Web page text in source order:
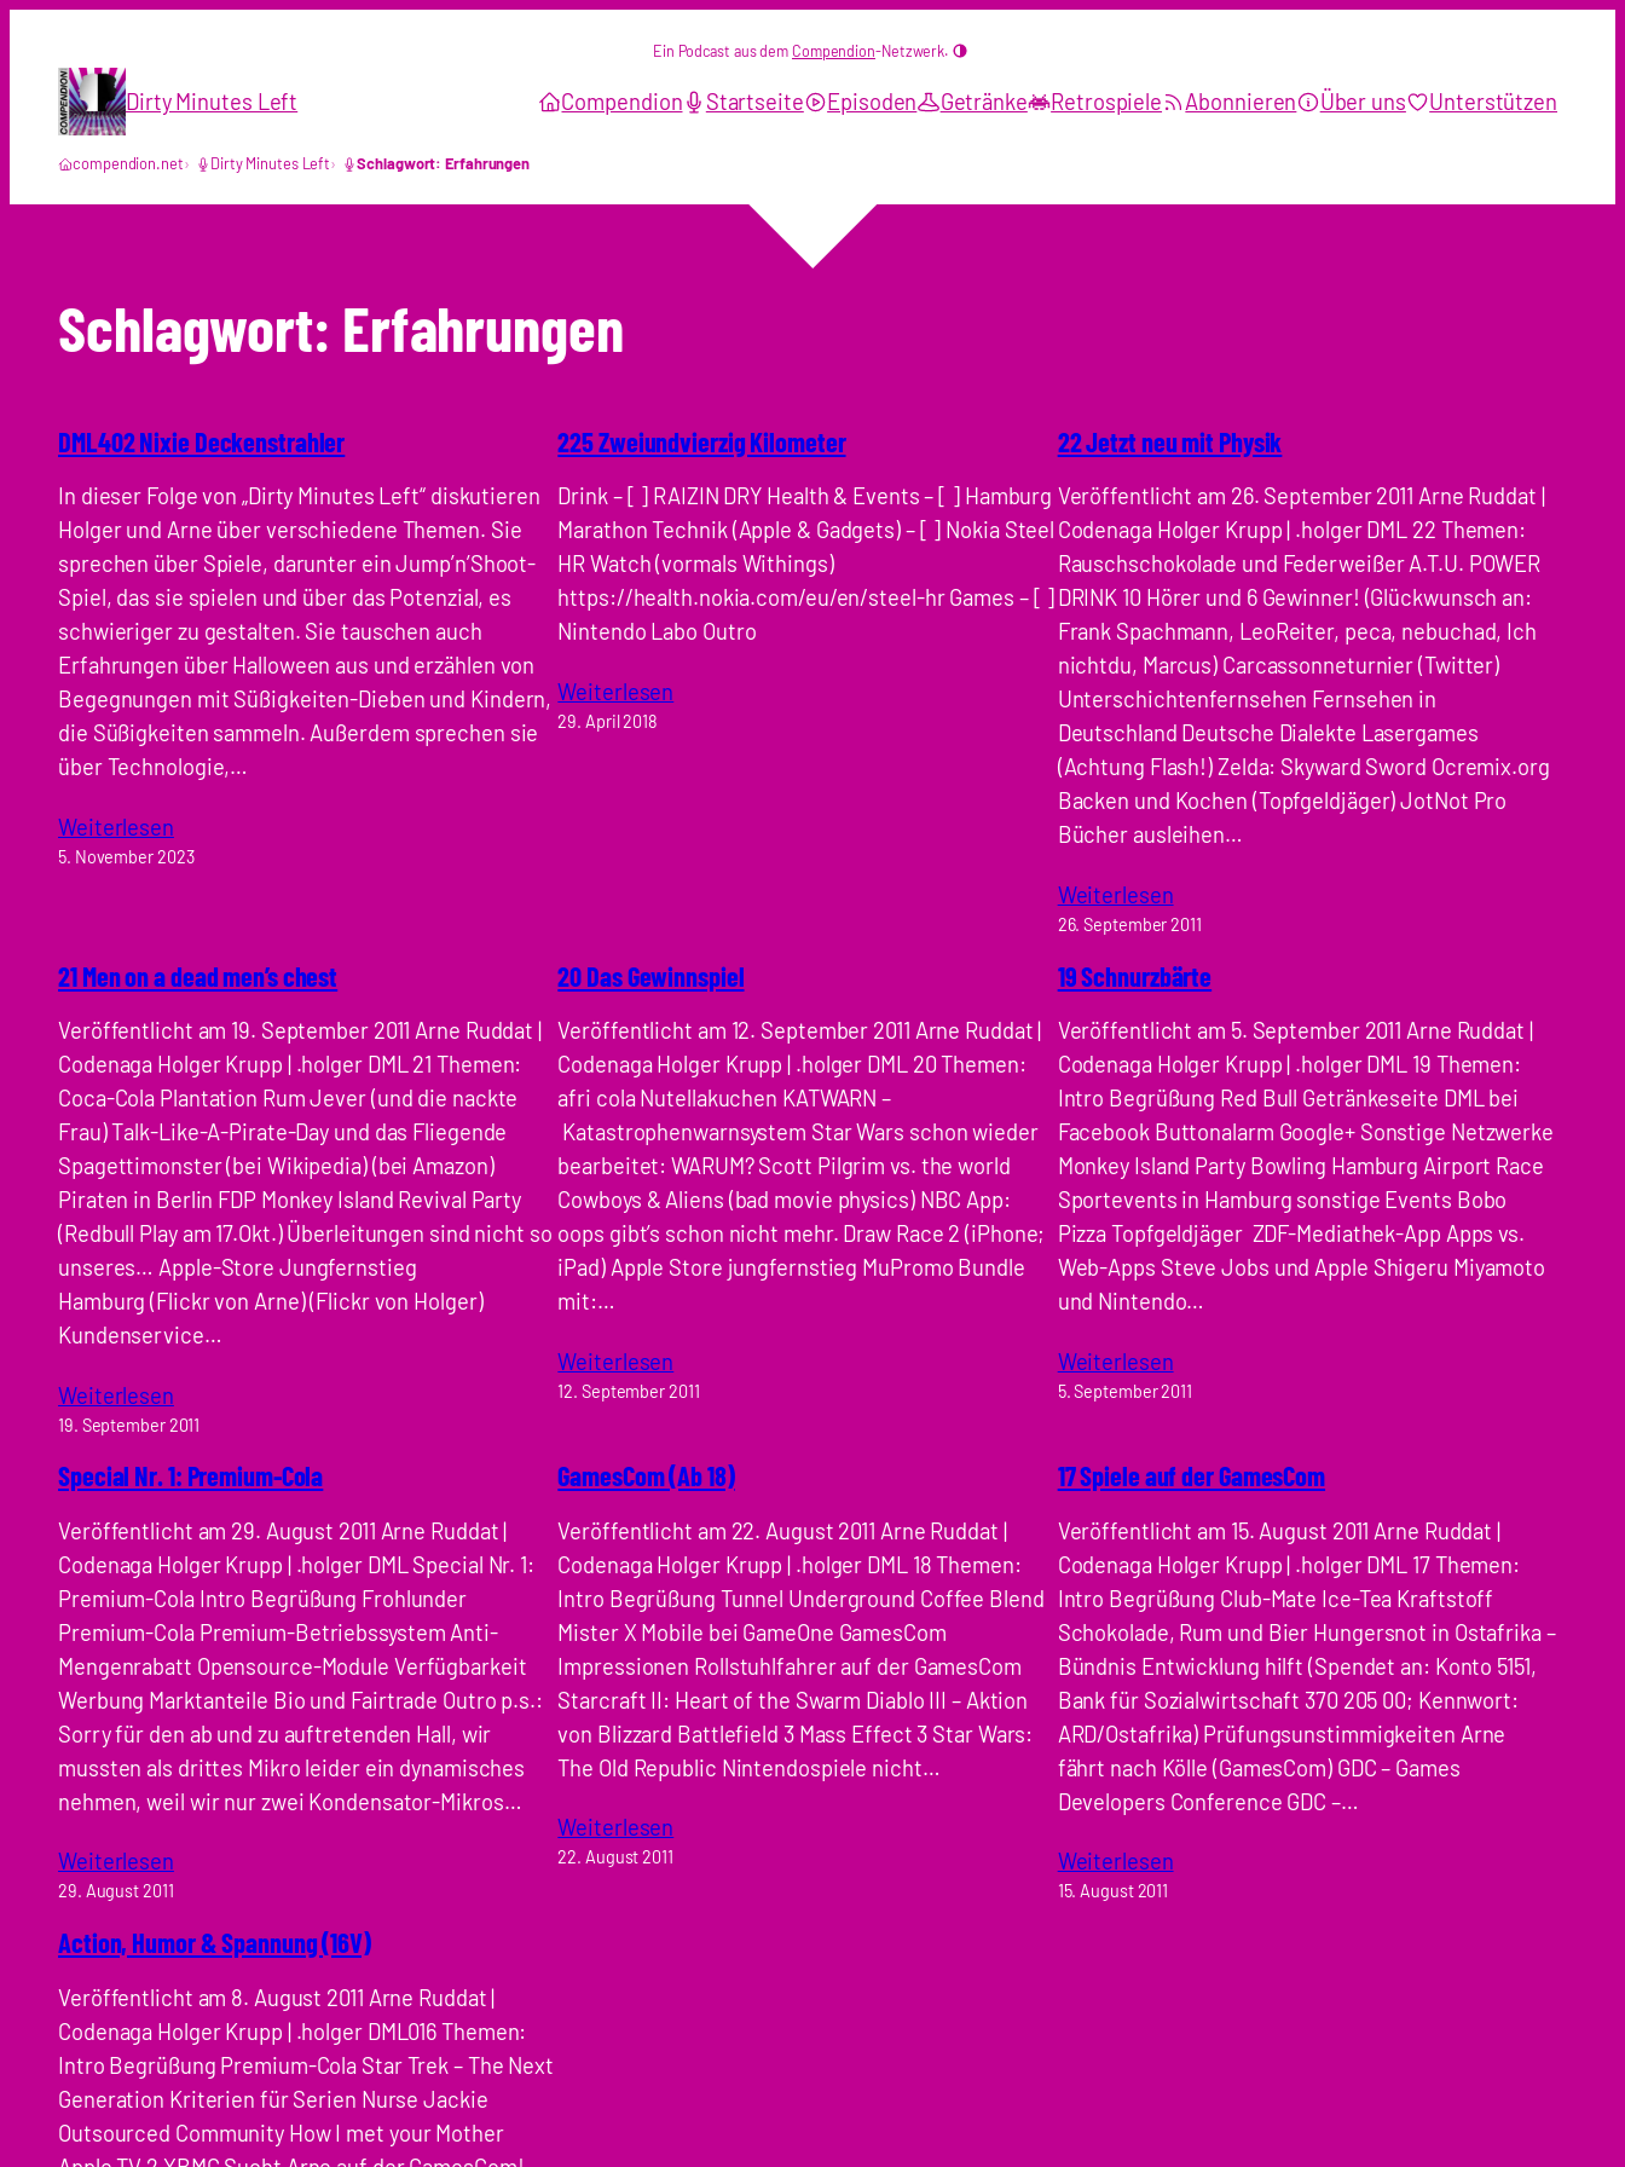
springen
Ein Podcast aus dem Compendion-Netzwerk.
Dirty Minutes Left Compendion Startseite Episoden Getränke Retrospiele Abonnieren Über uns Unterstützen
compendion.net Dirty Minutes Left Schlagwort: Erfahrungen
Schlagwort: Erfahrungen
DML402 Nixie Deckenstrahler
In dieser Folge von „Dirty Minutes Left“ diskutieren
Holger und Arne über verschiedene Themen. Sie
sprechen über Spiele, darunter ein Jump’n’Shoot-
Spiel, das sie spielen und über das Potenzial, es
schwieriger zu gestalten. Sie tauschen auch
Erfahrungen über Halloween aus und erzählen von
Begegnungen mit Süßigkeiten-Dieben und Kindern,
die Süßigkeiten sammeln. Außerdem sprechen sie
über Technologie,…
Weiterlesen
5. November 2023
225 Zweiundvierzig Kilometer
Drink – [ ] RAIZIN DRY Health & Events – [ ] Hamburg
Marathon Technik (Apple & Gadgets) – [ ] Nokia Steel
HR Watch (vormals Withings)
https://health.nokia.com/eu/en/steel-hr Games – [ ]
Nintendo Labo Outro
Weiterlesen
29. April 2018
22 Jetzt neu mit Physik
Veröffentlicht am 26. September 2011 Arne Ruddat |
Codenaga Holger Krupp | .holger DML 22 Themen:
Rauschschokolade und Federweißer A.T.U. POWER
DRINK 10 Hörer und 6 Gewinner! (Glückwunsch an:
Frank Spachmann, LeoReiter, peca, nebuchad, Ich
nichtdu, Marcus) Carcassonneturnier (Twitter)
Unterschichtenfernsehen Fernsehen in
Deutschland Deutsche Dialekte Lasergames
(Achtung Flash!) Zelda: Skyward Sword Ocremix.org
Backen und Kochen (Topfgeldjäger) JotNot Pro
Bücher ausleihen…
Weiterlesen
26. September 2011
21 Men on a dead men’s chest
Veröffentlicht am 19. September 2011 Arne Ruddat |
Codenaga Holger Krupp | .holger DML 21 Themen:
Coca-Cola Plantation Rum Jever (und die nackte
Frau) Talk-Like-A-Pirate-Day und das Fliegende
Spagettimonster (bei Wikipedia) (bei Amazon)
Piraten in Berlin FDP Monkey Island Revival Party
(Redbull Play am 17.Okt.) Überleitungen sind nicht so
unseres… Apple-Store Jungfernstieg
Hamburg (Flickr von Arne) (Flickr von Holger)
Kundenservice…
Weiterlesen
19. September 2011
20 Das Gewinnspiel
Veröffentlicht am 12. September 2011 Arne Ruddat |
Codenaga Holger Krupp | .holger DML 20 Themen:
afri cola Nutellakuchen KATWARN –
Katastrophenwarnsystem Star Wars schon wieder
bearbeitet: WARUM? Scott Pilgrim vs. the world
Cowboys & Aliens (bad movie physics) NBC App:
oops gibt’s schon nicht mehr. Draw Race 2 (iPhone;
iPad) Apple Store jungfernstieg MuPromo Bundle
mit:…
Weiterlesen
12. September 2011
19 Schnurzbärte
Veröffentlicht am 5. September 2011 Arne Ruddat |
Codenaga Holger Krupp | .holger DML 19 Themen:
Intro Begrüßung Red Bull Getränkeseite DML bei
Facebook Buttonalarm Google+ Sonstige Netzwerke
Monkey Island Party Bowling Hamburg Airport Race
Sportevents in Hamburg sonstige Events Bobo
Pizza Topfgeldjäger ZDF-Mediathek-App Apps vs.
Web-Apps Steve Jobs und Apple Shigeru Miyamoto
und Nintendo…
Weiterlesen
5. September 2011
Special Nr. 1: Premium-Cola
Veröffentlicht am 29. August 2011 Arne Ruddat |
Codenaga Holger Krupp | .holger DML Special Nr. 1:
Premium-Cola Intro Begrüßung Frohlunder
Premium-Cola Premium-Betriebssystem Anti-
Mengenrabatt Opensource-Module Verfügbarkeit
Werbung Marktanteile Bio und Fairtrade Outro p.s.:
Sorry für den ab und zu auftretenden Hall, wir
mussten als drittes Mikro leider ein dynamisches
nehmen, weil wir nur zwei Kondensator-Mikros…
Weiterlesen
29. August 2011
GamesCom (Ab 18)
Veröffentlicht am 22. August 2011 Arne Ruddat |
Codenaga Holger Krupp | .holger DML 18 Themen:
Intro Begrüßung Tunnel Underground Coffee Blend
Mister X Mobile bei GameOne GamesCom
Impressionen Rollstuhlfahrer auf der GamesCom
Starcraft II: Heart of the Swarm Diablo III – Aktion
von Blizzard Battlefield 3 Mass Effect 3 Star Wars:
The Old Republic Nintendospiele nicht…
Weiterlesen
22. August 2011
17 Spiele auf der GamesCom
Veröffentlicht am 15. August 2011 Arne Ruddat |
Codenaga Holger Krupp | .holger DML 17 Themen:
Intro Begrüßung Club-Mate Ice-Tea Kraftstoff
Schokolade, Rum und Bier Hungersnot in Ostafrika –
Bündnis Entwicklung hilft (Spendet an: Konto 5151,
Bank für Sozialwirtschaft 370 205 00; Kennwort:
ARD/Ostafrika) Prüfungsunstimmigkeiten Arne
fährt nach Kölle (GamesCom) GDC – Games
Developers Conference GDC –…
Weiterlesen
15. August 2011
Action, Humor & Spannung (16V)
Veröffentlicht am 8. August 2011 Arne Ruddat |
Codenaga Holger Krupp | .holger DML016 Themen:
Intro Begrüßung Premium-Cola Star Trek – The Next
Generation Kriterien für Serien Nurse Jackie
Outsourced Community How I met your Mother